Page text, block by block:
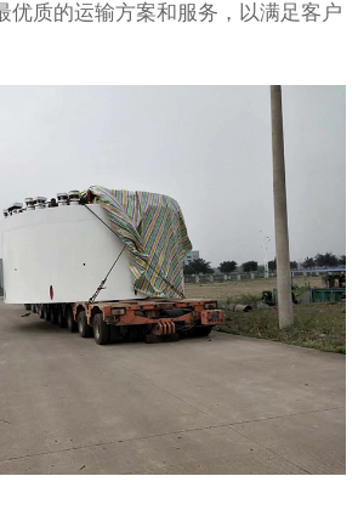
优质的运输方案和服务，以满足客户